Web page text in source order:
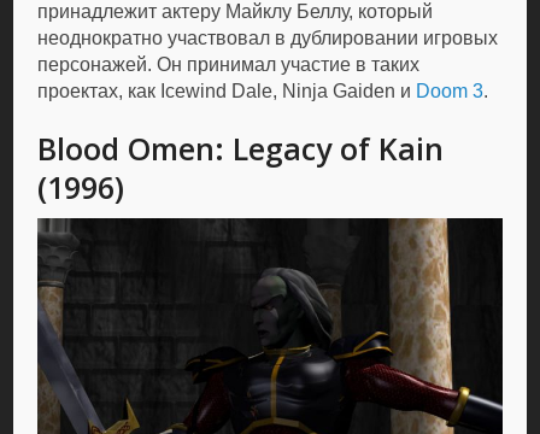
принадлежит актеру Майклу Беллу, который
неоднократно участвовал в дублировании игровых
персонажей. Он принимал участие в таких
проектах, как Icewind Dale, Ninja Gaiden и Doom 3.
Blood Omen: Legacy of Kain
(1996)